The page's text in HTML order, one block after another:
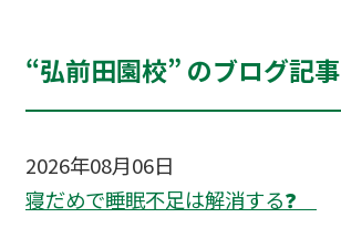
“弘前田園校” のブログ記事
2026年08月06日
寝だめで睡眠不足は解消する❓